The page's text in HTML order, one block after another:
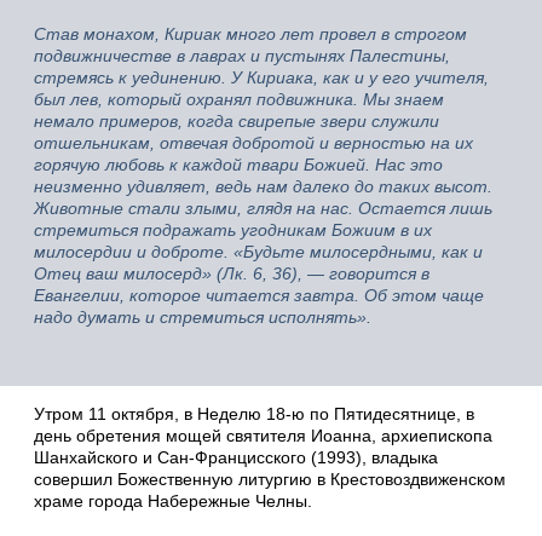
Став монахом, Кириак много лет провел в строгом
подвижничестве в лаврах и пустынях Палестины,
стремясь к уединению. У Кириака, как и у его учителя,
был лев, который охранял подвижника. Мы знаем
немало примеров, когда свирепые звери служили
отшельникам, отвечая добротой и верностью на их
горячую любовь к каждой твари Божией. Нас это
неизменно удивляет, ведь нам далеко до таких высот.
Животные стали злыми, глядя на нас. Остается лишь
стремиться подражать угодникам Божиим в их
милосердии и доброте. «Будьте милосердными, как и
Отец ваш милосерд» (Лк. 6, 36), — говорится в
Евангелии, которое читается завтра. Об этом чаще
надо думать и стремиться исполнять».
Утром 11 октября, в Неделю 18-ю по Пятидесятнице, в
день обретения мощей святителя Иоанна, архиепископа
Шанхайского и Сан-Францисского (1993), владыка
совершил Божественную литургию в Крестовоздвиженском
храме города Набережные Челны.